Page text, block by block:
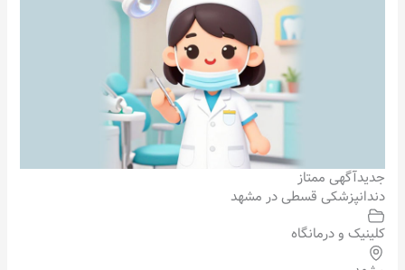
جدیدآگهی ممتاز
دندانپزشکی قسطی در مشهد
کلینیک و درمانگاه